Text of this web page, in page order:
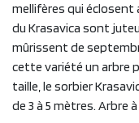
mellifères qui éclosent
du Krasavica sont
mûrissent de
cette variété un arbre
taille, le sorbier
de 3 à 5 mètres. Arbre